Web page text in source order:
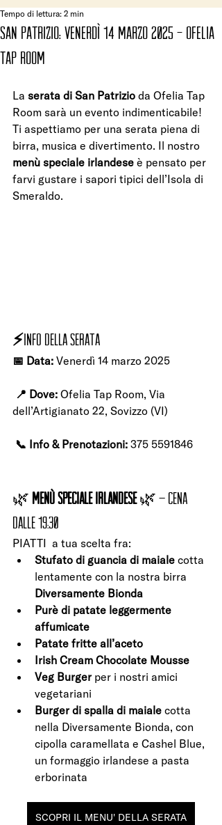
SAN PATRIZIO: VENERDÌ 14 MARZO 2025 - ofelia
tap room
Tempo di lettura: 2 min
La serata di San Patrizio da Ofelia Tap
Room sarà un evento indimenticabile!
Ti aspettiamo per una serata piena di
birra, musica e divertimento. Il nostro
menù speciale irlandese è pensato per
farvi gustare i sapori tipici dell’Isola di
Smeraldo.
⚡INFO DELLA SERATA
📅 Data: Venerdì 14 marzo 2025
📍 Dove: Ofelia Tap Room, Via
dell’Artigianato 22, Sovizzo (VI)
📞 Info & Prenotazioni: 375 5591846
🌿 MENÙ SPECIALE IRLANDESE 🌿 – Cena
dalle 19:30
PIATTI  a tua scelta fra:
Stufato di guancia di maiale cotta
lentamente con la nostra birra
Diversamente Bionda
Purè di patate leggermente
affumicate
Patate fritte all’aceto
Irish Cream Chocolate Mousse
Veg Burger per i nostri amici
vegetariani
Burger di spalla di maiale cotta
nella Diversamente Bionda, con
cipolla caramellata e Cashel Blue,
un formaggio irlandese a pasta
erborinata
SCOPRI IL MENU' DELLA SERATA